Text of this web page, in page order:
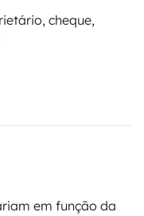
cheque,
em função da